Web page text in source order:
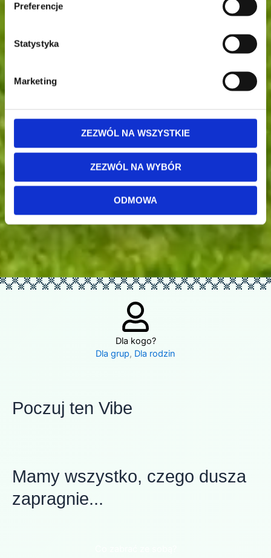
Preferencje
Statystyka
Marketing
ZEZWÓL NA WSZYSTKIE
ZEZWÓL NA WYBÓR
ODMOWA
Dla kogo?
Dla grup, Dla rodzin
Poczuj ten Vibe
Mamy wszystko, czego dusza
zapragnie...